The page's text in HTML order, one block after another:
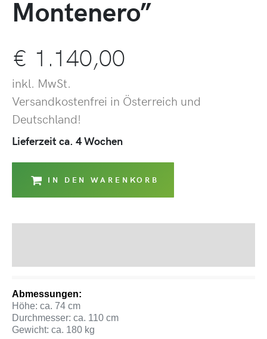
Montenero”
€ 1.140,00
inkl. MwSt.
Versandkostenfrei in Österreich und
Deutschland!
Lieferzeit ca. 4 Wochen
IN DEN WARENKORB
Abmessungen:
Höhe: ca. 74 cm
Durchmesser: ca. 110 cm
Gewicht: ca. 180 kg